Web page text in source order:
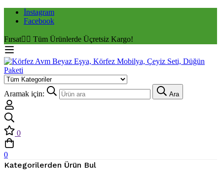
İnstagram
Facebook
Fırsat✌🏼 Tüm Ürünlerde Üçretsiz Kargo!
Aramak için: Ara
0
0
Kategorilerden Ürün Bul